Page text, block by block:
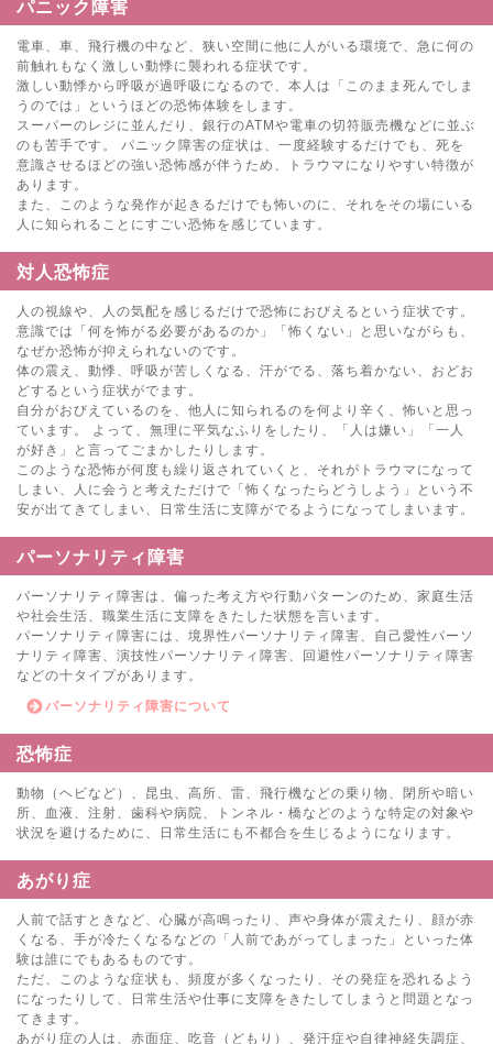
パニック障害
電車、車、飛行機の中など、狭い空間に他に人がいる環境で、急に何の
前触れもなく激しい動悸に襲われる症状です。
激しい動悸から呼吸が過呼吸になるので、本人は「このまま死んでしま
うのでは」というほどの恐怖体験をします。
スーパーのレジに並んだり、銀行のATMや電車の切符販売機などに並ぶ
のも苦手です。 パニック障害の症状は、一度経験するだけでも、死を
意識させるほどの強い恐怖感が伴うため、トラウマになりやすい特徴が
あります。
また、このような発作が起きるだけでも怖いのに、それをその場にいる
人に知られることにすごい恐怖を感じています。
対人恐怖症
人の視線や、人の気配を感じるだけで恐怖におびえるという症状です。
意識では「何を怖がる必要があるのか」「怖くない」と思いながらも、
なぜか恐怖が抑えられないのです。
体の震え、動悸、呼吸が苦しくなる、汗がでる、落ち着かない、おどお
どするという症状がでます。
自分がおびえているのを、他人に知られるのを何より辛く、怖いと思っ
ています。 よって、無理に平気なふりをしたり、「人は嫌い」「一人
が好き」と言ってごまかしたりします。
このような恐怖が何度も繰り返されていくと、それがトラウマになって
しまい、人に会うと考えただけで「怖くなったらどうしよう」という不
安が出てきてしまい、日常生活に支障がでるようになってしまいます。
パーソナリティ障害
パーソナリティ障害は、偏った考え方や行動パターンのため、家庭生活
や社会生活、職業生活に支障をきたした状態を言います。
パーソナリティ障害には、境界性パーソナリティ障害、自己愛性パーソ
ナリティ障害、演技性パーソナリティ障害、回避性パーソナリティ障害
などの十タイプがあります。
パーソナリティ障害について
恐怖症
動物（ヘビなど）、昆虫、高所、雷、飛行機などの乗り物、閉所や暗い
所、血液、注射、歯科や病院、トンネル・橋などのような特定の対象や
状況を避けるために、日常生活にも不都合を生じるようになります。
あがり症
人前で話すときなど、心臓が高鳴ったり、声や身体が震えたり、顔が赤
くなる、手が冷たくなるなどの「人前であがってしまった」といった体
験は誰にでもあるものです。
ただ、このような症状も、頻度が多くなったり、その発症を恐れるよう
になったりして、日常生活や仕事に支障をきたしてしまうと問題となっ
てきます。
あがり症の人は、赤面症、吃音（どもり）、発汗症や自律神経失調症、